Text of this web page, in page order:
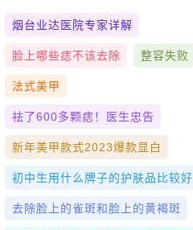
烟台业达医院专家详解
脸上哪些痣不该去除 整容失败
法式美甲
祛了600多颗痣！医生忠告
新年美甲款式2023爆款显白
初中生用什么牌子的护肤品比较好
去除脸上的雀斑和脸上的黄褐斑